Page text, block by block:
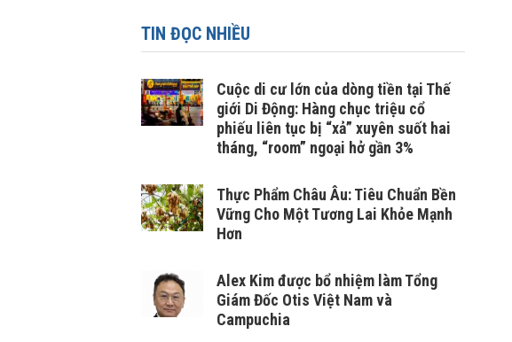
TIN ĐỌC NHIỀU
Cuộc di cư lớn của dòng tiền tại Thế
giới Di Động: Hàng chục triệu cổ
phiếu liên tục bị “xả” xuyên suốt hai
tháng, “room” ngoại hở gần 3%
Thực Phẩm Châu Âu: Tiêu Chuẩn Bền
Vững Cho Một Tương Lai Khỏe Mạnh
Hơn
Alex Kim được bổ nhiệm làm Tổng
Giám Đốc Otis Việt Nam và
Campuchia